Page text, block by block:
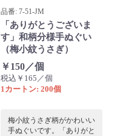
品番: 7-51-JM
「ありがとうございま
す」和柄分様手ぬぐい
（梅小紋うさぎ）
￥150／個
税込￥165／個
1カートン: 200個
梅小紋うさぎ柄がかわいい
手ぬぐいです。「ありがと